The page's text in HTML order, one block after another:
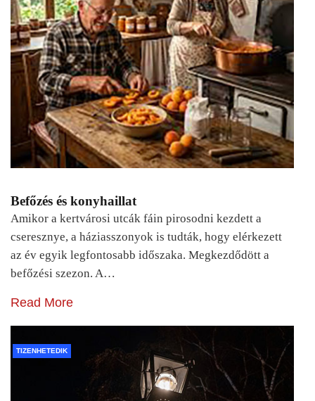
Befőzés és konyhaillat
Amikor a kertvárosi utcák fáin pirosodni kezdett a
cseresznye, a háziasszonyok is tudták, hogy elérkezett
az év egyik legfontosabb időszaka. Megkezdődött a
befőzési szezon. A…
Read More
TIZENHETEDIK